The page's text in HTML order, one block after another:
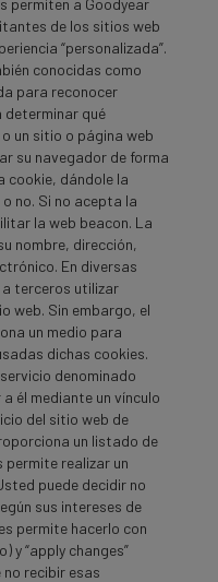
permiten a Goodyear
de los sitios web
“personalizada”.
conocidas como
para reconocer
determinar qué
un sitio o página web
su navegador de forma
cookie, dándole la
no. Si no acepta la
la web beacon. La
nombre, dirección,
En diversas
terceros utilizar
web. Sin embargo, el
un medio para
dichas cookies.
denominado
a él mediante un vínculo
del sitio web de
un listado de
permite realizar un
puede decidir no
sus intereses de
permite hacerlo con
y “apply changes”
recibir esas